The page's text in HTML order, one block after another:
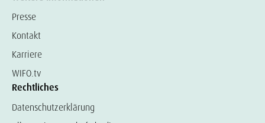
Presse
Kontakt
Karriere
WIFO.tv
Rechtliches
Datenschutzerklärung